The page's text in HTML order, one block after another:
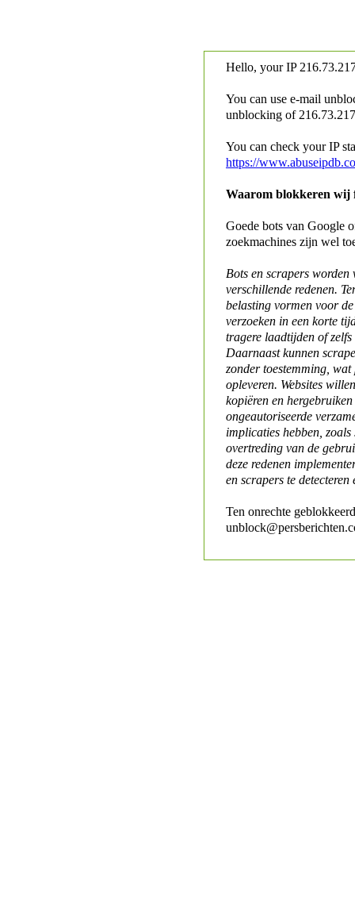
Hello, your IP
You can use e-mail
unblocking of
You can check your IP
https://
Waarom blokkeren wij
Goede bots van Google
zoekmachines zijn wel
Bots en scrapers worden
verschillende redenen.
belasting vormen voor
verzoeken in een korte
tragere laadtijden of
Daarnaast kunnen
zonder toestemming,
opleveren. Websites
kopiëren en
ongeautoriseerde
implicaties hebben,
overtreding van de
deze redenen
en scrapers te detecteren
Ten onrechte